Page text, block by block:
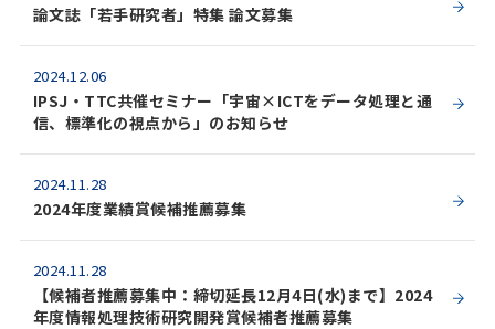
論文誌「若手研究者」特集 論文募集
2024.12.06
IPSJ・TTC共催セミナー「宇宙×ICTをデータ処理と通
信、標準化の視点から」のお知らせ
2024.11.28
2024年度業績賞候補推薦募集
2024.11.28
【候補者推薦募集中：締切延長12月4日(水)まで】2024
年度情報処理技術研究開発賞候補者推薦募集